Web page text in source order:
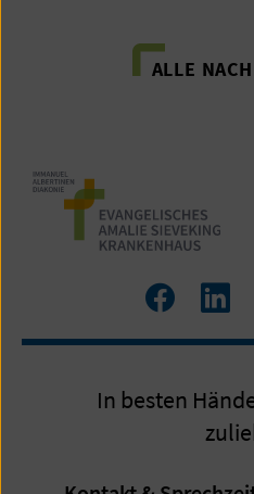
ALLE
Zum
Zum
In besten